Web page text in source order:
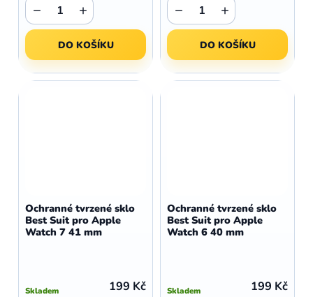
+
−
DO KOŠÍKU
+
−
DO KOŠÍKU
Ochranné tvrzené sklo
Best Suit pro Apple
Watch 7 41 mm
Skladem 199 Kč
Ochranné tvrzené sklo
Best Suit pro Apple
Watch 6 40 mm
Skladem 199 Kč